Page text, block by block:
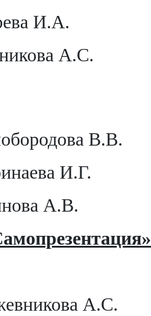
И.А.
А.С.
В.В.
И.Г.
А.В.
А.С.